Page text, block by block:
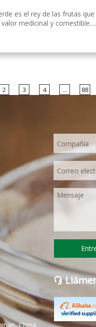
es el rey de las frutas que
medicinal y comestible.
y el procesamiento de
aspersión más avanzados
fácil de usar.
2 3 4 ... 88
China
